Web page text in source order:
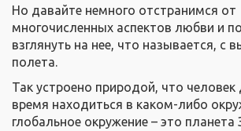
Но давайте немного отстранимся от
многочисленных аспектов любви и
взглянуть на нее, что называется, с
полета.
Так устроено природой, что
время находиться в каком-либо
глобальное окружение – это